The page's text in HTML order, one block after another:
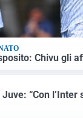
Chivu gli
“Con l’Inter